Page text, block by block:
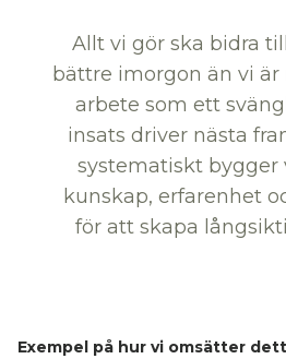
Allt vi gör ska bidra
bättre imorgon än vi är
arbete som ett
insats driver nästa
systematiskt bygger
kunskap, erfarenhet
för att skapa
Exempel på hur vi omsätter